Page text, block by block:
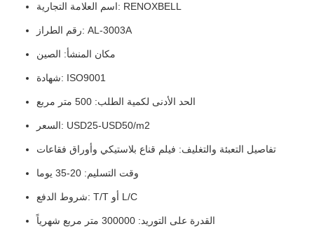
اسم العلامة التجارية: RENOXBELL
رقم الطراز: AL-3003A
مكان المنشأ: الصين
شهادة: ISO9001
الحد الأدنى لكمية الطلب: 500 متر مربع
السعر: USD25-USD50/m2
تفاصيل التعبئة والتغليف: فيلم قناع بلاستيكي وأوراق فقاعات
وقت التسليم: 20-35 يوما
شروط الدفع: T/T أو L/C
القدرة على التوريد: 300000 متر مربع شهرياً